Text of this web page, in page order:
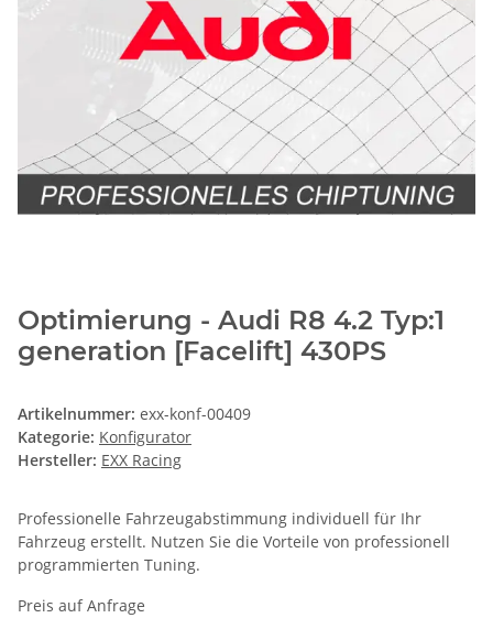
Optimierung - Audi R8 4.2 Typ:1
generation [Facelift] 430PS
Artikelnummer: exx-konf-00409
Kategorie: Konfigurator
Hersteller: EXX Racing
Professionelle Fahrzeugabstimmung individuell für Ihr
Fahrzeug erstellt. Nutzen Sie die Vorteile von professionell
programmierten Tuning.
Preis auf Anfrage